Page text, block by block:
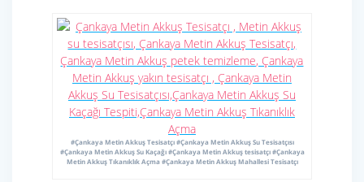
#Çankaya Metin Akkuş Tesisatçı #Çankaya Metin Akkuş Su Tesisatçısı
#Çankaya Metin Akkuş Su Kaçağı #Çankaya Metin Akkuş tesisatçı #Çankaya
Metin Akkuş Tıkanıklık Açma #Çankaya Metin Akkuş Mahallesi Tesisatçı